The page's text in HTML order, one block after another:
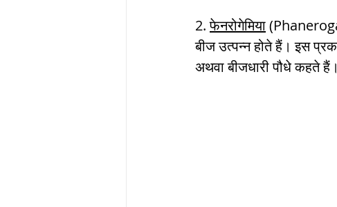
2. फेनरोगेमिया
बीज उत्पन्न होते हैं। इस
अथवा बीजधारी पौधे कहते हैं।